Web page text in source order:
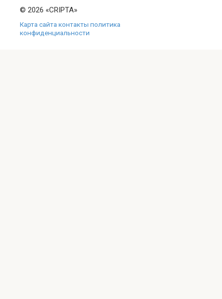
© 2026 «CRIPTA»
Карта сайта контакты политика
конфиденциальности